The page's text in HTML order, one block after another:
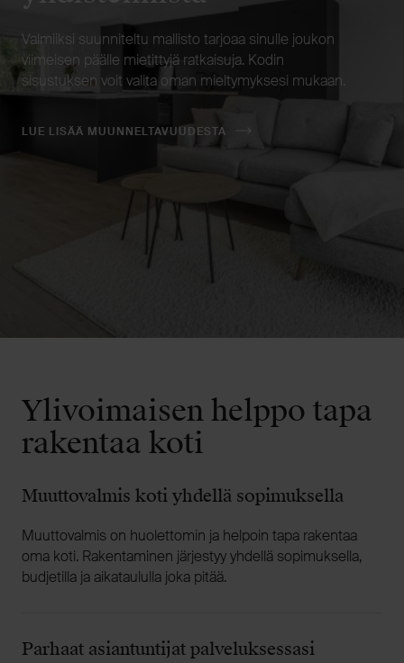
Valmiiksi suunniteltu mallisto tarjoaa sinulle joukon
viimeisen päälle mietittyjä ratkaisuja. Kodin
sisustuksen voit valita oman mieltymyksesi mukaan.
LUE LISÄÄ MUUNNELTAVUUDESTA
Ylivoimaisen helppo tapa
rakentaa koti
Muuttovalmis koti yhdellä sopimuksella
Muuttovalmis on huolettomin ja helpoin tapa rakentaa
oma koti. Rakentaminen järjestyy yhdellä sopimuksella,
budjetilla ja aikataululla joka pitää.
Parhaat asiantuntijat palveluksessasi